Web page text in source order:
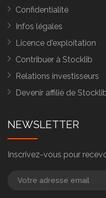
Confidentialité
Infos légales
Licence d'exploitation
Contribuer à Stocklib
Relations investisseurs
Devenir affilié de
NEWSLETTER
Inscrivez-vous pour